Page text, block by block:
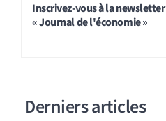
Inscrivez-vous à la newsletter
« Journal de l'économie »
Derniers articles